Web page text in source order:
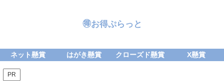
🉐お得ぷらっと
ネット懸賞 はがき懸賞 クローズド懸賞 X懸賞
PR